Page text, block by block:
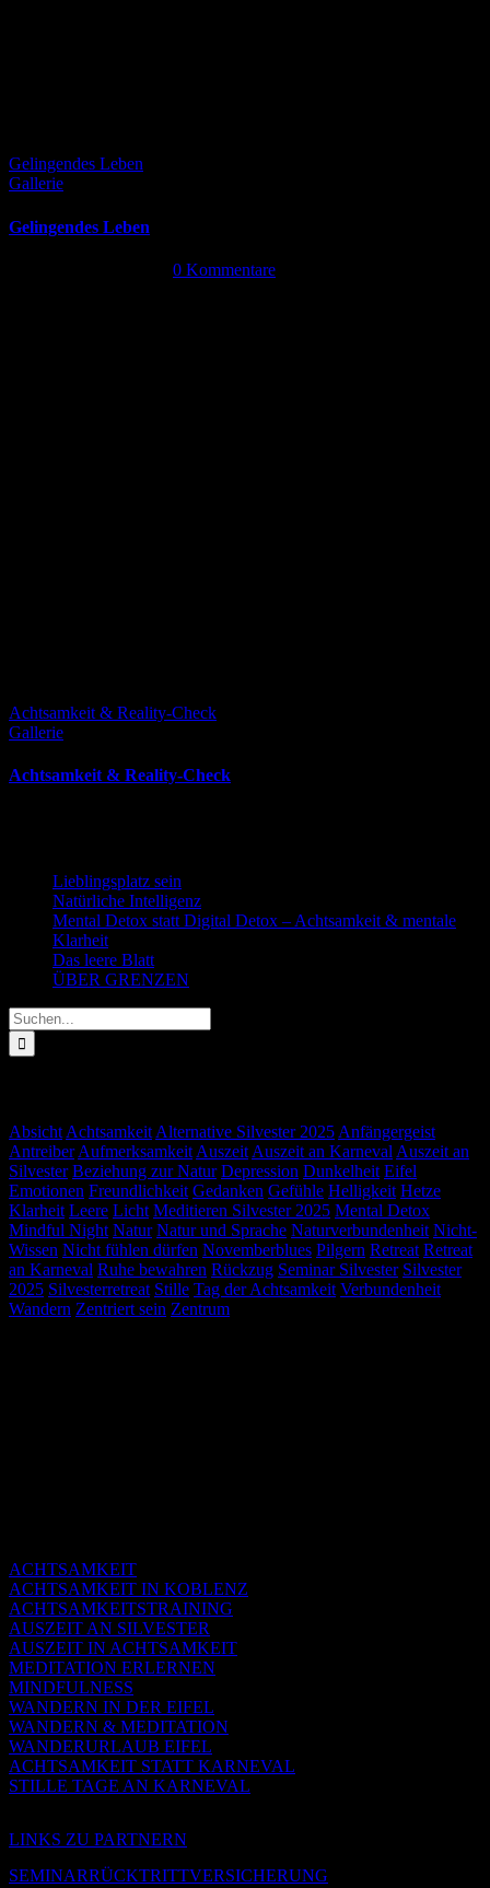
Gelingendes Leben
Gallerie
Gelingendes Leben
0 Kommentare
Achtsamkeit & Reality-Check
Gallerie
Achtsamkeit & Reality-Check
Lieblingsplatz sein
Natürliche Intelligenz
Mental Detox statt Digital Detox – Achtsamkeit & mentale
Klarheit
Das leere Blatt
ÜBER GRENZEN
Suche
nach:
Absicht Achtsamkeit Alternative Silvester 2025 Anfängergeist
Antreiber Aufmerksamkeit Auszeit Auszeit an Karneval Auszeit an
Silvester Beziehung zur Natur Depression Dunkelheit Eifel
Emotionen Freundlichkeit Gedanken Gefühle Helligkeit Hetze
Klarheit Leere Licht Meditieren Silvester 2025 Mental Detox
Mindful Night Natur Natur und Sprache Naturverbundenheit Nicht-
Wissen Nicht fühlen dürfen Novemberblues Pilgern Retreat Retreat
an Karneval Ruhe bewahren Rückzug Seminar Silvester Silvester
2025 Silvesterretreat Stille Tag der Achtsamkeit Verbundenheit
Wandern Zentriert sein Zentrum
ACHTSAMKEIT
ACHTSAMKEIT IN KOBLENZ
ACHTSAMKEITSTRAINING
AUSZEIT AN SILVESTER
AUSZEIT IN ACHTSAMKEIT
MEDITATION ERLERNEN
MINDFULNESS
WANDERN IN DER EIFEL
WANDERN & MEDITATION
WANDERURLAUB EIFEL
ACHTSAMKEIT STATT KARNEVAL
STILLE TAGE AN KARNEVAL
LINKS ZU PARTNERN
SEMINARRÜCKTRITTVERSICHERUNG